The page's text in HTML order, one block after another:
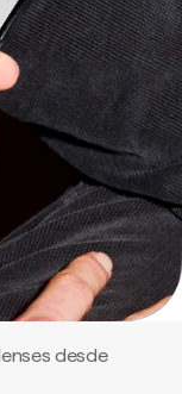
desde